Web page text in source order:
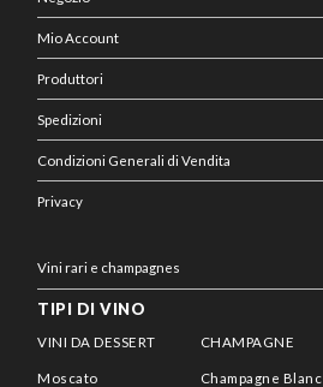
Mio Account
Produttori
Spedizioni
Condizioni Generali di Vendita
Privacy
Vini rari e champagnes
TIPI DI VINO
VINI DA DESSERT
Moscato
CHAMPAGNE
Champagne Blanc